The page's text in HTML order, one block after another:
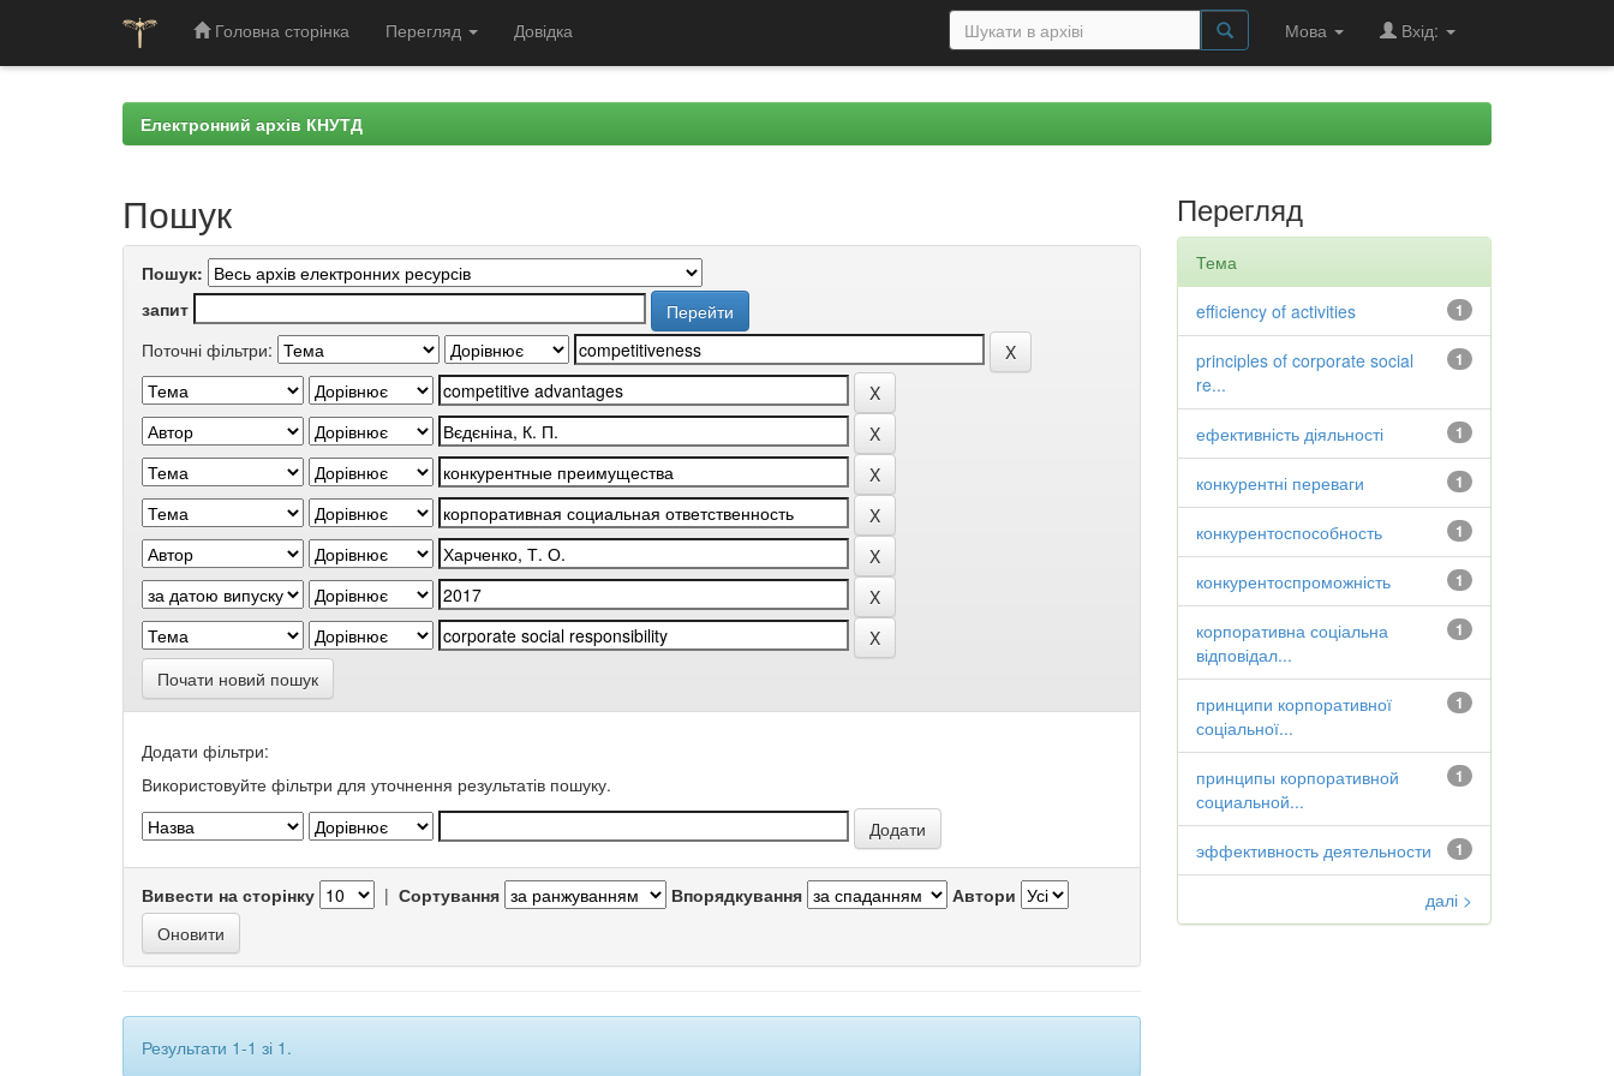
Головна сторінка Перегляд Довідка Мова Вхід:
Електронний архів КНУТД
Пошук
Пошук:
запит
Поточні фільтри:
Почати новий пошук
Додати фільтри:
Використовуйте фільтри для уточнення результатів пошуку.
Вивести на сторінку | Сортування Впорядкування Автори
Результати 1-1 зі 1.
Перегляд
Тема
1
efficiency of activities
1
principles of corporate social
re...
1
ефективність діяльності
1
конкурентні переваги
1
конкурентоспособность
1
конкурентоспроможність
1
корпоративна соціальна
відповідал...
1
принципи корпоративної
соціальної...
1
принципы корпоративной
социальной...
1
эффективность деятельности
далі >